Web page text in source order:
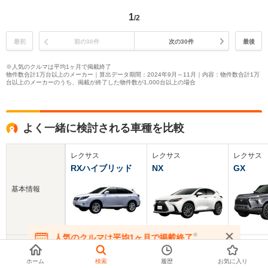
1/2
最初 前の30件 次の30件 最後
※人気のクルマは平均1ヶ月で掲載終了
物件数合計1万台以上のメーカー｜算出データ期間：2024年9月～11月｜内容：物件数合計1万
台以上のメーカーのうち、掲載が終了した物件数が1,000台以上の場合
よく一緒に検討される車種を比較
基本情報
新車価格
レクサス
RXハイブリッド
545～695.3万円
レクサス
NX
455～772.5万円
レクサス
GX
1195～
人気のクルマは平均1ヶ月で掲載終了※
在庫が無くなる前にお問い合わせください
ホーム 検索 履歴 お気に入り